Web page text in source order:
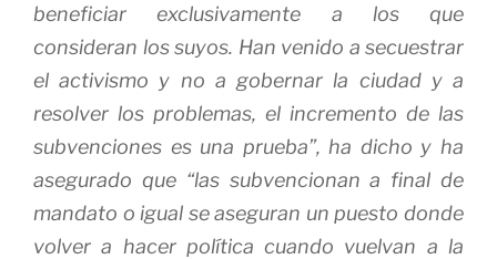
beneficiar exclusivamente a los que
consideran los suyos. Han venido a secuestrar
el activismo y no a gobernar la ciudad y a
resolver los problemas, el incremento de las
subvenciones es una prueba”, ha dicho y ha
asegurado que “las subvencionan a final de
mandato o igual se aseguran un puesto donde
volver a hacer política cuando vuelvan a la